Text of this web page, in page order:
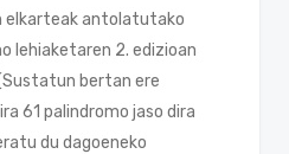
elkarteak antolatutako
lehiaketaren 2. edizioan
bertan ere
61 palindromo jaso dira
du dagoeneko